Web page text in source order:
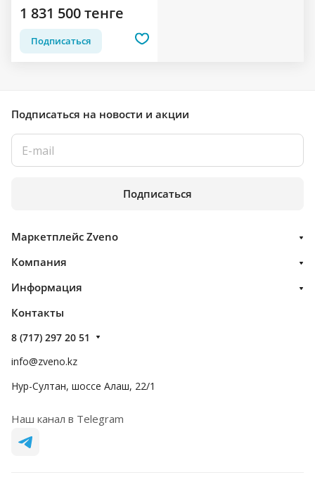
1 831 500 тенге
Подписаться
Подписаться на новости и акции
Подписаться
Маркетплейс Zveno
Компания
Информация
Контакты
8 (717) 297 20 51
info@zveno.kz
Нур-Султан, шоссе Алаш, 22/1
Наш канал в Telegram